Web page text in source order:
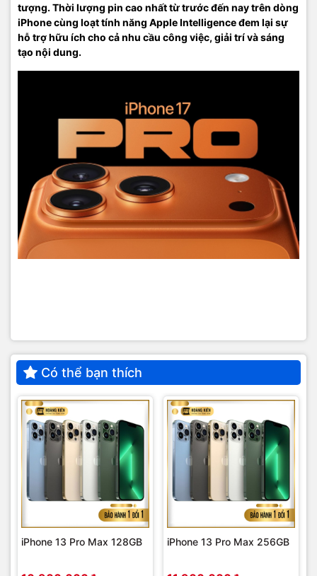
tượng. Thời lượng pin cao nhất từ trước đến nay trên dòng
iPhone cùng loạt tính năng Apple Intelligence đem lại sự
hỗ trợ hữu ích cho cả nhu cầu công việc, giải trí và sáng
tạo nội dung.
Có thể bạn thích
iPhone 13 Pro Max 128GB iPhone 13 Pro Max 256GB